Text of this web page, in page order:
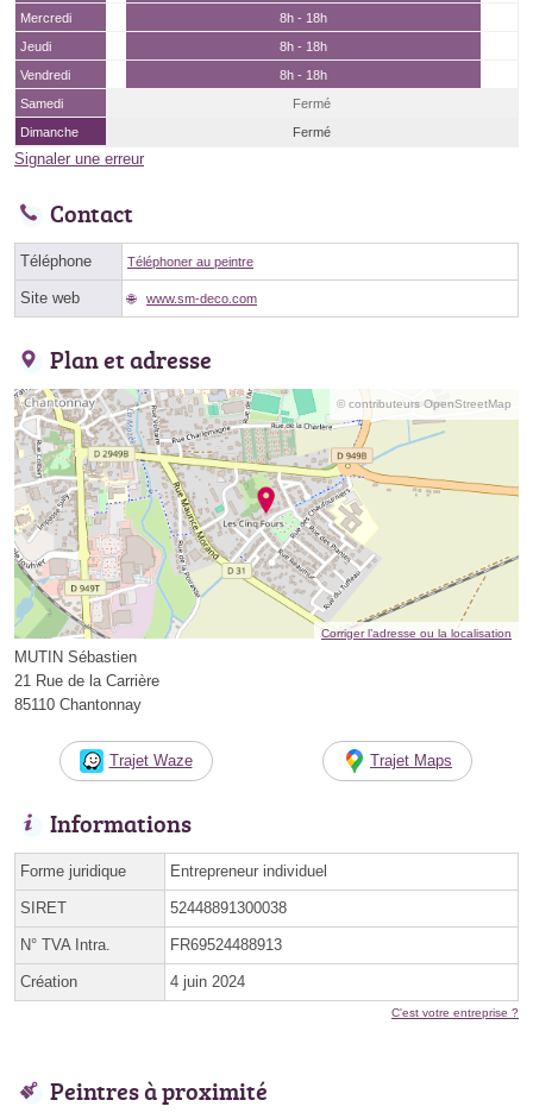
Mercredi
8h - 18h
Jeudi
8h - 18h
Vendredi
8h - 18h
Samedi
Fermé
Dimanche
Fermé
Signaler une erreur
Contact
Téléphone Téléphoner au peintre
Site web www.sm-deco.com
Plan et adresse
© contributeurs OpenStreetMap
Corriger l’adresse ou la localisation
MUTIN Sébastien
21 Rue de la Carrière
85110 Chantonnay
Trajet Waze Trajet Maps
Informations
Forme juridique Entrepreneur individuel
SIRET 52448891300038
N° TVA Intra. FR69524488913
Création 4 juin 2024
C'est votre entreprise ?
Peintres à proximité